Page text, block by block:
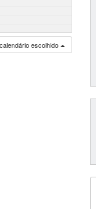
escolhido